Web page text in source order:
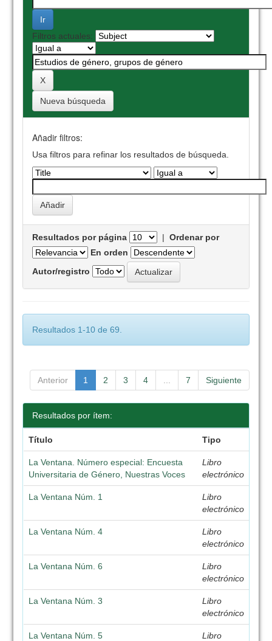
Filtros actuales:
Nueva búsqueda
Añadir filtros:
Usa filtros para refinar los resultados de búsqueda.
Resultados por página |Ordenar por
En orden
Autor/registro
Resultados 1-10 de 69.
Anterior 1 2 3 4 7 Siguiente
Resultados por ítem:
Título Tipo
La Ventana. Número especial: Encuesta
Universitaria de Género, Nuestras Voces
Libro
electrónico
La Ventana Núm. 1
Libro
electrónico
La Ventana Núm. 4
Libro
electrónico
La Ventana Núm. 6
Libro
electrónico
La Ventana Núm. 3
Libro
electrónico
La Ventana Núm. 5
Libro